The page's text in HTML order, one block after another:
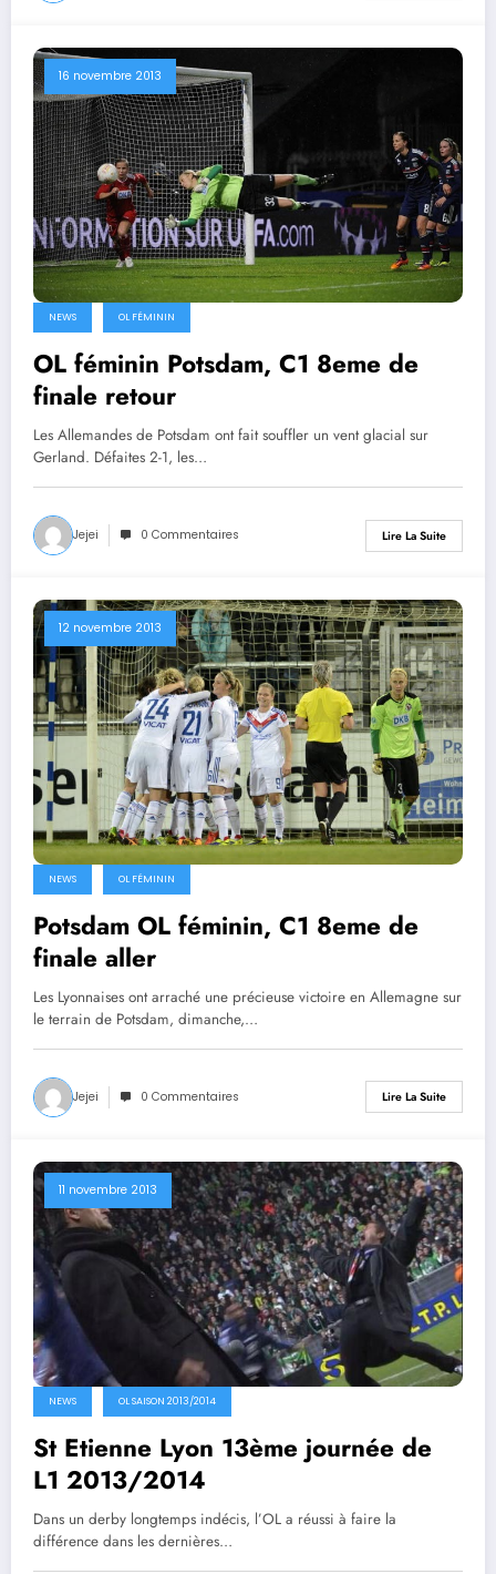
16 novembre 2013
NEWS OL FÉMININ
OL féminin Potsdam, C1 8eme de
finale retour
Les Allemandes de Potsdam ont fait souffler un vent glacial sur
Gerland. Défaites 2-1, les…
Jejei 0 Commentaires Lire La Suite
12 novembre 2013
NEWS OL FÉMININ
Potsdam OL féminin, C1 8eme de
finale aller
Les Lyonnaises ont arraché une précieuse victoire en Allemagne sur
le terrain de Potsdam, dimanche,…
Jejei 0 Commentaires Lire La Suite
11 novembre 2013
NEWS OL SAISON 2013/2014
St Etienne Lyon 13ème journée de
L1 2013/2014
Dans un derby longtemps indécis, l’OL a réussi à faire la
différence dans les dernières…